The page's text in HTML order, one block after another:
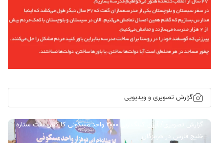
گزارش تصویری و ویدیویی
گزارش تصویری/ آیین کلنگ زنی ۲۰۰۰ واحد مسکونی کارکنان نفت ستاره
خلیج فارس در هرمزگان